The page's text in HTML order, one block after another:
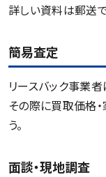
詳しい資料は郵送
簡易査定
リースバック事業者
その際に買取価格
う。
面談・現地調査